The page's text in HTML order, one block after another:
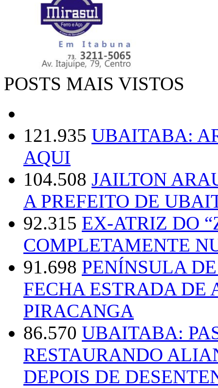
POSTS MAIS VISTOS
121.935 UBAITABA:
AQUI
104.508 JAILTON
A PREFEITO DE
92.315 EX-ATRIZ DO
COMPLETAMENTE
91.698 PENÍNSULA
FECHA ESTRADA DE
PIRACANGA
86.570 UBAITABA:
RESTAURANDO
DEPOIS DE